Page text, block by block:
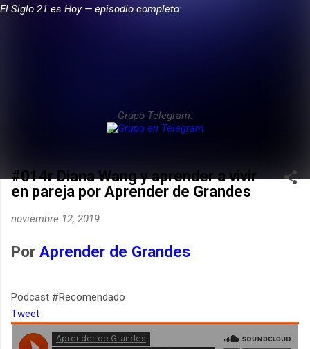
El Siglo 21 es Hoy — episodio completo:
Grupo Telegram:
#014r Diana Wang y aprender a vivir
en pareja por Aprender de Grandes
noviembre 12, 2019
Por Aprender de Grandes
Podcast #Recomendado
Tweet